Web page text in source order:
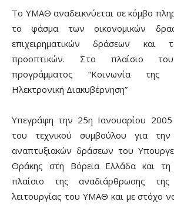
Το ΥΜΑΘ αναδεικνύεται σε κόμβο
το φάσμα των οικονομικών
επιχειρηματικών δράσεων και
προοπτικών. Στο πλαίσιο του
προγράμματος “Κοινωνία της
Ηλεκτρονική Διακυβέρνηση”
Υπεγράφη την 25η Ιανουαρίου
του τεχνικού συμβούλου για
αναπτυξιακών δράσεων του
Θράκης στη Βόρεια Ελλάδα και
πλαίσιο της αναδιάρθρωσης
λειτουργίας του ΥΜΑΘ και με στόχο